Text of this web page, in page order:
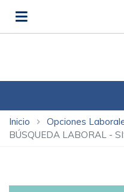
Inicio chevron_right Opciones
BÚSQUEDA LABORAL -